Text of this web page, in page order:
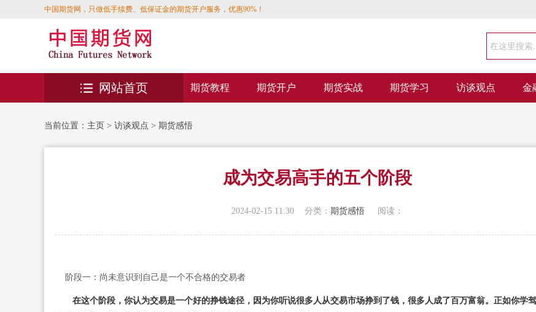
中国期货网，只做低手续费、低保证金的期货开户服务，优惠90%！
期货教程 期货开户 期货实战 期货学习 访谈观点 金
网站首页
当前位置： 主页 > 访谈观点 > 期货感悟
成为交易高手的五个阶段
2024-02-15 11:30 分类： 期货感悟 阅读：
阶段一：尚未意识到自己是一个不合格的交易者
在这个阶段，你认为交易是一个好的挣钱途径，因为你听说很多人从交易市场挣到了钱，很多人成了百万富翁。正如你学